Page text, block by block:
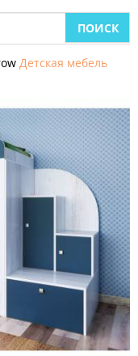
Детская мебель